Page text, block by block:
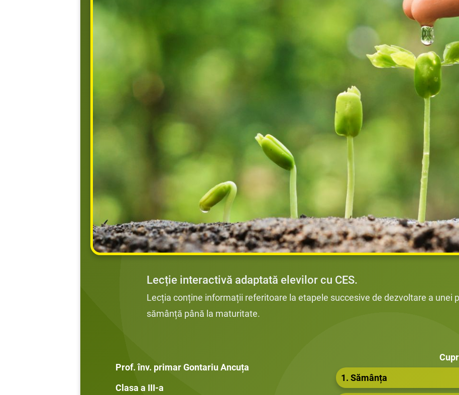
Lecție interactivă adaptată elevilor cu CES.
Lecția conține informații referitoare la etapele succesive de dezvoltare a unei
sămânță până la maturitate.
Prof. înv. primar Gontariu Ancuța
Clasa a III-a
1. Sămânța